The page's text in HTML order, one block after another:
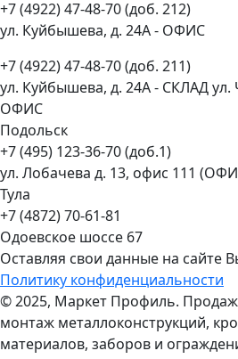
+7 (4922) 47-48-70 (доб. 212)
ул. Куйбышева, д. 24А - ОФИС
+7 (4922) 47-48-70 (доб. 211)
ул. Куйбышева, д. 24А - СКЛАД ул.
ОФИС
Подольск
+7 (495) 123-36-70 (доб.1)
ул. Лобачева д. 13, офис 111
Тула
+7 (4872) 70-61-81
Одоевское шоссе 67
Оставляя свои данные на сайте
Политику конфиденциальности
© 2025, Маркет Профиль.
монтаж металлоконструкций,
материалов, заборов и